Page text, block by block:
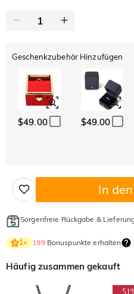
Geschenkzubehör Hinzufügen
$49.00 $49.00
In
Sorgenfreie Rückgabe &
1× 199Bonuspunkte erhalten
Häufig zusammen gekauft